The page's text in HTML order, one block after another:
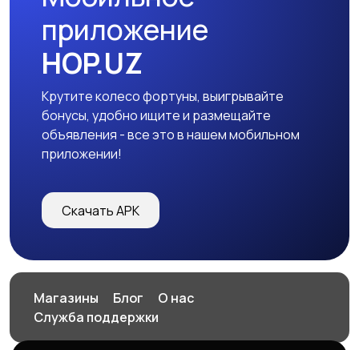
приложение
HOP.UZ
Крутите колесо фортуны, выигрывайте
бонусы, удобно ищите и размещайте
объявления - все это в нашем мобильном
приложении!
Скачать APK
Магазины Блог
О нас
Служба поддержки